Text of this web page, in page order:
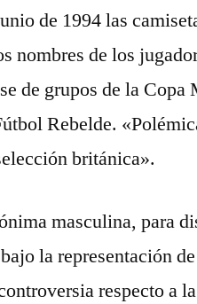
de 1994 las
nombres de los
de grupos de la Copa
Rebelde.
británica».
masculina, para
la representación
respecto a